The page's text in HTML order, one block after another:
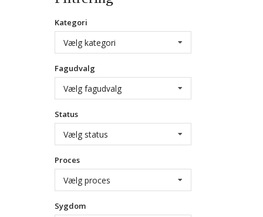
Kategori
Vælg kategori
Fagudvalg
Vælg fagudvalg
Status
Vælg status
Proces
Vælg proces
Sygdom